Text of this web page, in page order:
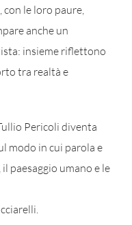
le loro paure,
anche un
insieme riflettono
tra realtà e
Pericoli diventa
modo in cui parola e
paesaggio umano e le